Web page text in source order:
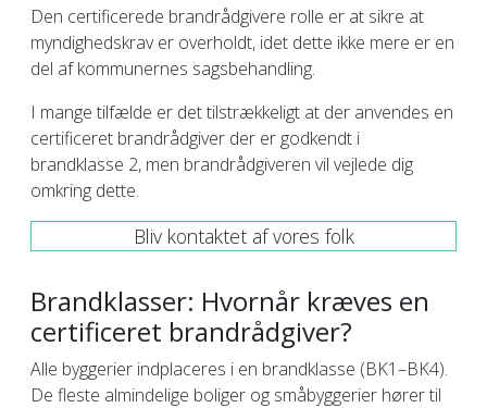
Den certificerede brandrådgivere rolle er at sikre at
myndighedskrav er overholdt, idet dette ikke mere er en
del af kommunernes sagsbehandling.
I mange tilfælde er det tilstrækkeligt at der anvendes en
certificeret brandrådgiver der er godkendt i
brandklasse 2, men brandrådgiveren vil vejlede dig
omkring dette.
Bliv kontaktet af vores folk
Brandklasser: Hvornår kræves en
certificeret brandrådgiver?
Alle byggerier indplaceres i en brandklasse (BK1–BK4).
De fleste almindelige boliger og småbyggerier hører til